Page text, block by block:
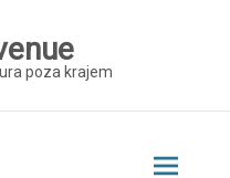
poza krajem